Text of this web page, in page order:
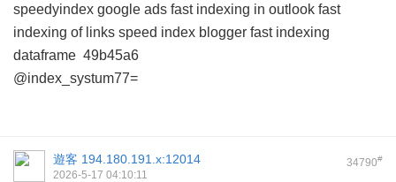
speedyindex google ads fast indexing in outlook fast
indexing of links speed index blogger fast indexing
dataframe 49b45a6
@index_systum77=
34790#
遊客 194.180.191.x:12014
2026-5-17 04:10:11